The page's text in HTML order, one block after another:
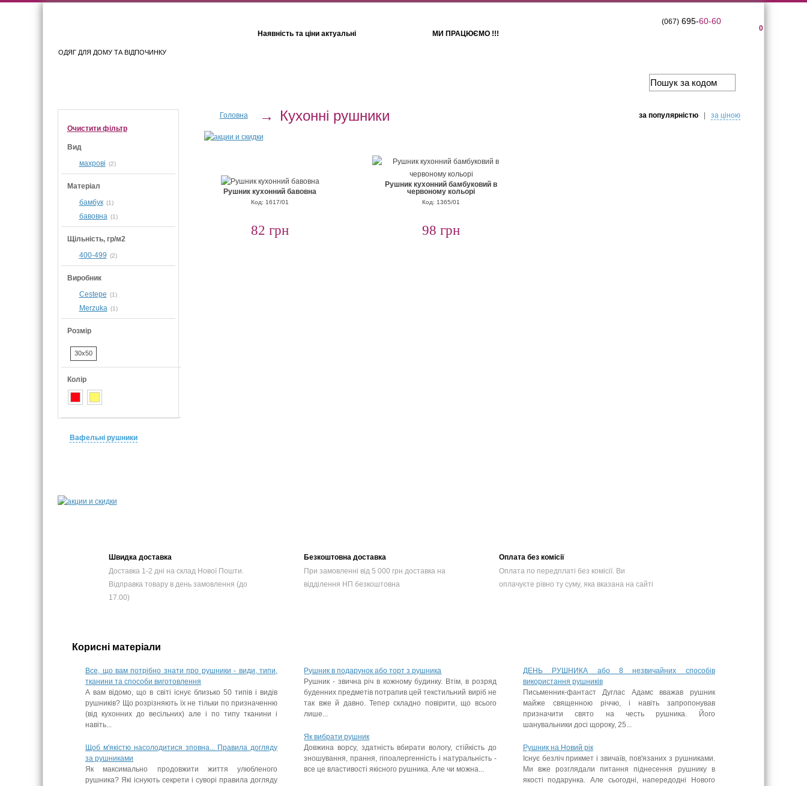
ОДЯГ ДЛЯ ДОМУ ТА ВІДПОЧИНКУ
Наявність та ціни актуальні МИ ПРАЦЮЄМО !!!
0
(067)695-60-60
Очистити фiльтр
Вид
махрові (2)
Матеріал
бамбук (1)
бавовна (1)
Щільність, гр/м2
400-499 (2)
Виробник
Cestepe (1)
Merzuka (1)
Розмір
30x50
Колір
Вафельні рушники
Головна → Кухонні рушники за популярнiстю| за цiною
Рушник кухонний бавовна
Код: 1617/01
82 грн
Рушник кухонний бамбуковий в
червоному кольорі
Код: 1365/01
98 грн
Швидка доставка
Доставка 1-2 дні на склад Нової Пошти.
Відправка товару в день замовлення (до
17.00)
Безкоштовна доставка
При замовленні від 5 000 грн доставка на
відділення НП безкоштовна
Оплата без комісії
Оплата по передплатi без комісії. Ви
оплачуєте рівно ту суму, яка вказана на сайті
Корисні матеріали
Все, що вам потрібно знати про рушники - види, типи,
тканини та способи виготовлення
А вам відомо, що в світі існує близько 50 типів і видів
рушників? Що розрізняють їх не тільки по призначенню
(від кухонних до весільних) але і по типу тканини і
навіть...
Щоб м'якістю насолодитися зповна... Правила догляду
за рушниками
Як максимально продовжити життя улюбленого
рушника? Які існують секрети і суворі правила догляду
Рушник в подарунок або торт з рушника
Рушник - звична річ в кожному будинку. Втім, в розряд
буденних предметів потрапив цей текстильний виріб не
так вже й давно. Тепер складно повірити, що всього
лише...
Як вибрати рушник
Довжина ворсу, здатність вбирати вологу, стійкість до
зношування, прання, гіпоалергенність і натуральність -
все це властивості якісного рушника. Але чи можна...
ДЕНЬ РУШНИКА або 8 незвичайних способів
використання рушників
Письменник-фантаст Дуглас Адамс вважав рушник
майже священною річчю, і навіть запропонував
призначити свято на честь рушника. Його
шанувальники досі щороку, 25...
Рушник на Новий рік
Існує безліч прикмет і звичаїв, пов'язаних з рушниками.
Ми вже розглядали питання піднесення рушнику в
якості подарунка. Але сьогодні, напередодні Нового